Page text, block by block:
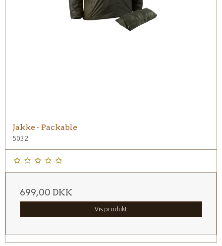
Jakke - Packable
5032
699,00 DKK
Vis produkt